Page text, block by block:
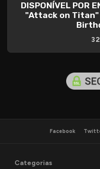
DISPONÍVEL POR
"Attack on Titan"
Facebook
Categorias